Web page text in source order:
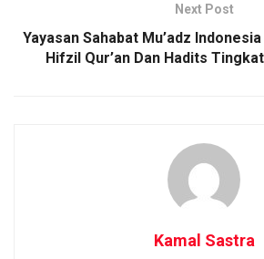
Next Post
Yayasan Sahabat Mu’adz
Hifzil Qur’an Dan Hadits
Kamal Sastra